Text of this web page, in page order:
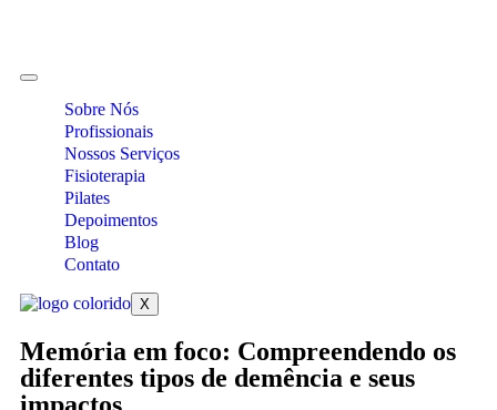
Sobre Nós
Profissionais
Nossos Serviços
Fisioterapia
Pilates
Depoimentos
Blog
Contato
X
Memória em foco: Compreendendo os
diferentes tipos de demência e seus